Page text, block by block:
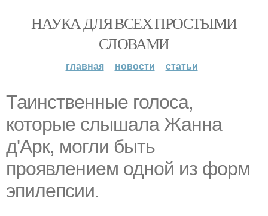
НАУКА ДЛЯ ВСЕХ ПРОСТЫМИ
СЛОВАМИ
главная новости статьи
Таинственные голоса,
которые слышала Жанна
д'Арк, могли быть
проявлением одной из форм
эпилепсии.